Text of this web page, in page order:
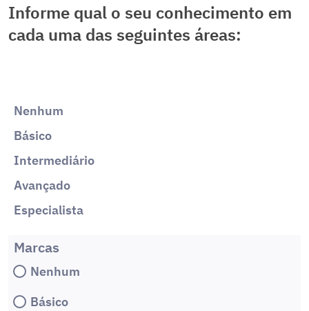
Informe qual o seu conhecimento em
cada uma das seguintes áreas:
Nenhum
Básico
Intermediário
Avançado
Especialista
Marcas
Nenhum
Básico